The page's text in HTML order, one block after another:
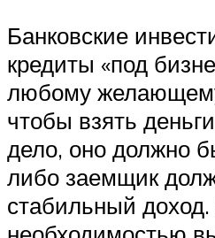
Банковские
кредиты «под
любому
чтобы взять
дело, оно должно
либо заемщик
стабильный